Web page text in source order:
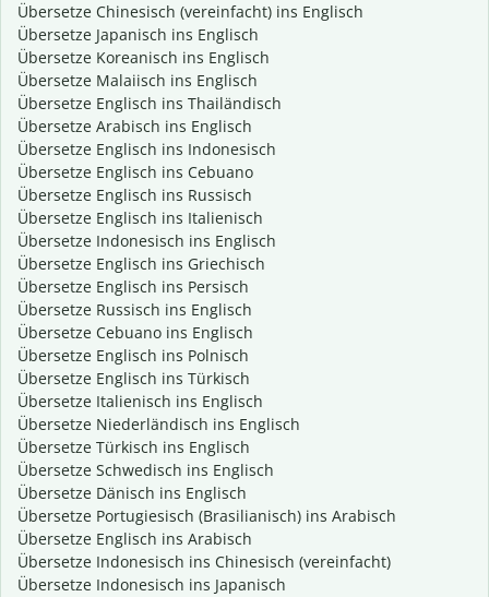
Übersetze Chinesisch (vereinfacht) ins Englisch
Übersetze Japanisch ins Englisch
Übersetze Koreanisch ins Englisch
Übersetze Malaiisch ins Englisch
Übersetze Englisch ins Thailändisch
Übersetze Arabisch ins Englisch
Übersetze Englisch ins Indonesisch
Übersetze Englisch ins Cebuano
Übersetze Englisch ins Russisch
Übersetze Englisch ins Italienisch
Übersetze Indonesisch ins Englisch
Übersetze Englisch ins Griechisch
Übersetze Englisch ins Persisch
Übersetze Russisch ins Englisch
Übersetze Cebuano ins Englisch
Übersetze Englisch ins Polnisch
Übersetze Englisch ins Türkisch
Übersetze Italienisch ins Englisch
Übersetze Niederländisch ins Englisch
Übersetze Türkisch ins Englisch
Übersetze Schwedisch ins Englisch
Übersetze Dänisch ins Englisch
Übersetze Portugiesisch (Brasilianisch) ins Arabisch
Übersetze Englisch ins Arabisch
Übersetze Indonesisch ins Chinesisch (vereinfacht)
Übersetze Indonesisch ins Japanisch